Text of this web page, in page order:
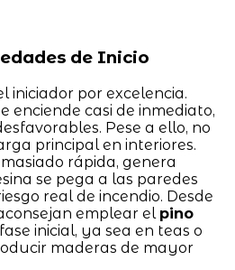
de Inicio
iniciador por excelencia.
enciende casi de inmediato,
Pese a ello, no
principal en interiores.
rápida, genera
se pega a las paredes
real de incendio. Desde
emplear el pino
inicial, ya sea en teas o
maderas de mayor